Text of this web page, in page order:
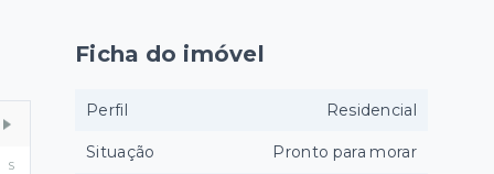
S
Ficha do imóvel
Perfil Residencial
Situação Pronto para morar